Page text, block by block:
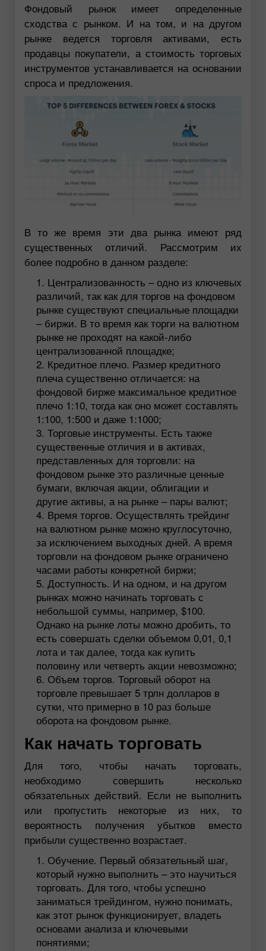
Фондовый рынок имеет определенные
сходства с рынком. И на том, и на другом
рынке ведется торговля активами, есть
продавцы покупатели, а стоимость торговых
инструментов устанавливается на основании
спроса и предложения.
В то же время эти два рынка имеют ряд
существенных отличий. Рассмотрим их
более подробно в данном разделе:
Централизованность – одно из ключевых
различий, так как для торгов на фондовом
рынке существуют специальные площадки
– биржи. В то время как торги на валютном
рынке не проходят на какой-либо
централизованной площадке;
Кредитное плечо. Размер кредитного
плеча существенно отличается: на
фондовой бирже максимальное кредитное
плечо 1:10, тогда как оно может составлять
1:100, 1:500 и даже 1:1000;
Торговые инструменты. Есть также
существенные отличия и в активах,
представленных для торговли: на
фондовом рынке это различные ценные
бумаги, включая акции, облигации и
другие активы, а на рынке – пары валют;
Время торгов. Осуществлять трейдинг
на валютном рынке можно круглосуточно,
за исключением выходных дней. А время
торговли на фондовом рынке ограничено
часами работы конкретной биржи;
Доступность. И на одном, и на другом
рынках можно начинать торговать с
небольшой суммы, например, $100.
Однако на рынке лоты можно дробить, то
есть совершать сделки объемом 0,01, 0,1
лота и так далее, тогда как купить
половину или четверть акции невозможно;
Объем торгов. Торговый оборот на
торговле превышает 5 трлн долларов в
сутки, что примерно в 10 раз больше
оборота на фондовом рынке.
Как начать торговать
Для того, чтобы начать торговать,
необходимо совершить несколько
обязательных действий. Если не выполнить
или пропустить некоторые из них, то
вероятность получения убытков вместо
прибыли существенно возрастает.
Обучение. Первый обязательный шаг,
который нужно выполнить – это научиться
торговать. Для того, чтобы успешно
заниматься трейдингом, нужно понимать,
как этот рынок функционирует, владеть
основами анализа и ключевыми
понятиями;